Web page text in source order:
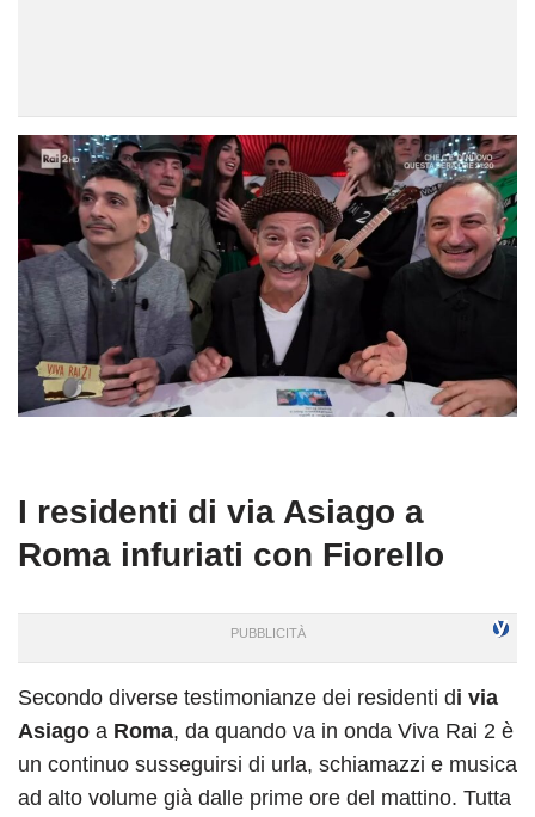
I residenti di via Asiago a
Roma infuriati con Fiorello
Secondo diverse testimonianze dei residenti di via
Asiago a Roma, da quando va in onda Viva Rai 2 è
un continuo susseguirsi di urla, schiamazzi e musica
ad alto volume già dalle prime ore del mattino. Tutta